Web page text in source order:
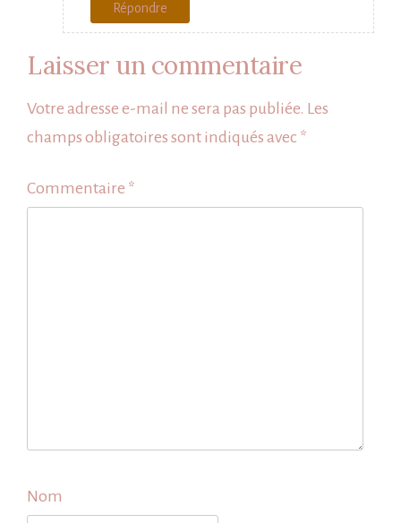
Répondre
Laisser un commentaire
Votre adresse e-mail ne sera pas publiée. Les
champs obligatoires sont indiqués avec *
Commentaire *
Nom